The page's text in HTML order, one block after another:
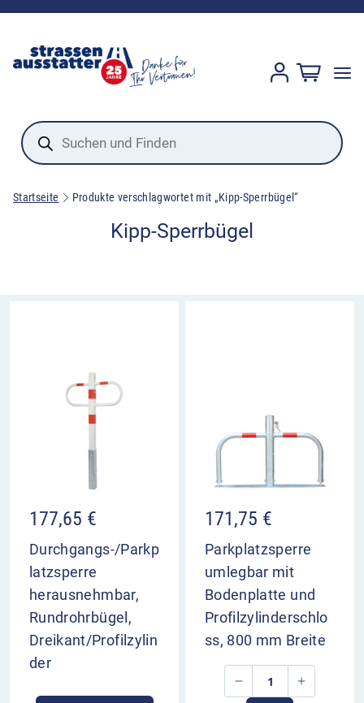
Products
search
Startseite Produkte verschlagwortet mit „Kipp-Sperrbügel“
Kipp-Sperrbügel
177,65 €
Durchgangs-/Parkp
latzsperre
herausnehmbar,
Rundrohrbügel,
Dreikant/Profilzylin
der
171,75 €
Parkplatzsperre
umlegbar mit
Bodenplatte und
Profilzylinderschlo
ss, 800 mm Breite